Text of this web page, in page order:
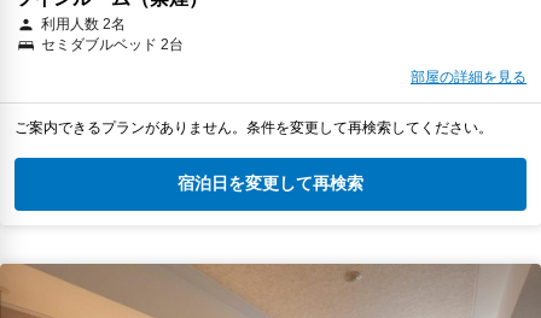
利用人数 2名
セミダブルベッド 2台
部屋の詳細を見る
ご案内できるプランがありません。条件を変更して再検索してください。
宿泊日を変更して再検索